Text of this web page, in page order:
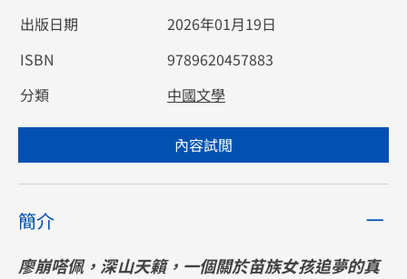
出版日期
2026年01月19日
ISBN
9789620457883
分類
中國文學
內容試閲
簡介
廖崩嗒佩，深山天籟，一個關於苗族女孩追夢的真